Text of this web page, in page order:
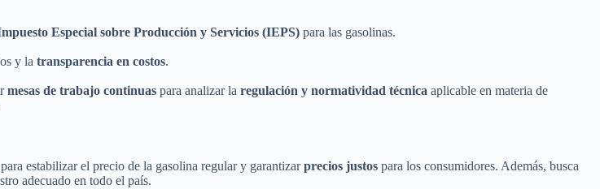
Especial sobre Producción y Servicios (IEPS) para las gasolinas.
y la transparencia en costos.
mesas de trabajo continuas para analizar la regulación y normatividad técnica aplicable en materia de
para estabilizar el precio de la gasolina regular y garantizarprecios justos para los consumidores. Además, busca
adecuado en todo el país.